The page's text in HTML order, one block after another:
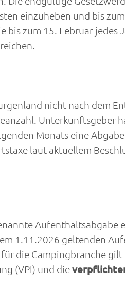
einzuheben und bis
zum 15. Februar jedes
nicht nach dem
Unterkunftsgeber
Monats eine
laut aktuellem
1.11.2026 geltenden
die Campingbranche gilt
(VPI) und die